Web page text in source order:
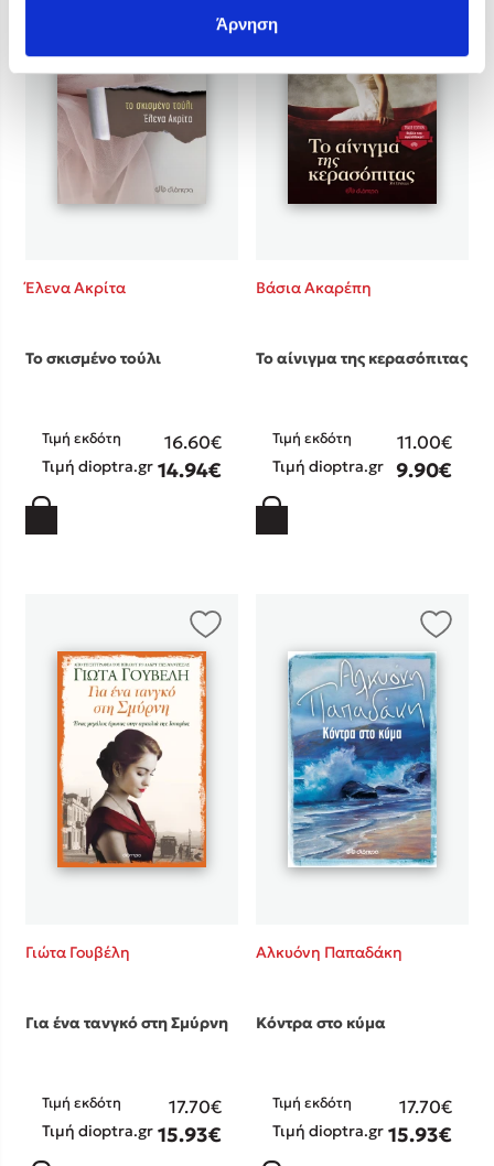
Άρνηση
Έλενα Ακρίτα
Το σκισμένο τούλι
Τιμή εκδότη 16.60€
Τιμή dioptra.gr 14.94€
Βάσια Ακαρέπη
Το αίνιγμα της κερασόπιτας
Τιμή εκδότη 11.00€
Τιμή dioptra.gr 9.90€
Γιώτα Γουβέλη
Για ένα τανγκό στη Σμύρνη
Τιμή εκδότη 17.70€
Τιμή dioptra.gr 15.93€
Αλκυόνη Παπαδάκη
Κόντρα στο κύμα
Τιμή εκδότη 17.70€
Τιμή dioptra.gr 15.93€